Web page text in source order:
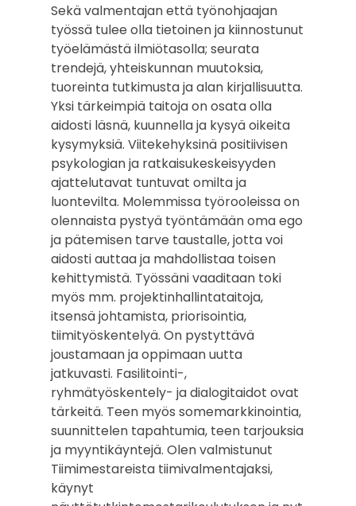
Sekä valmentajan että työnohjaajan
työssä tulee olla tietoinen ja kiinnostunut
työelämästä ilmiötasolla; seurata
trendejä, yhteiskunnan muutoksia,
tuoreinta tutkimusta ja alan kirjallisuutta.
Yksi tärkeimpiä taitoja on osata olla
aidosti läsnä, kuunnella ja kysyä oikeita
kysymyksiä. Viitekehyksinä positiivisen
psykologian ja ratkaisukeskeisyyden
ajattelutavat tuntuvat omilta ja
luontevilta. Molemmissa työrooleissa on
olennaista pystyä työntämään oma ego
ja pätemisen tarve taustalle, jotta voi
aidosti auttaa ja mahdollistaa toisen
kehittymistä. Työssäni vaaditaan toki
myös mm. projektinhallintataitoja,
itsensä johtamista, priorisointia,
tiimityöskentelyä. On pystyttävä
joustamaan ja oppimaan uutta
jatkuvasti. Fasilitointi-,
ryhmätyöskentely- ja dialogitaidot ovat
tärkeitä. Teen myös somemarkkinointia,
suunnittelen tapahtumia, teen tarjouksia
ja myyntikäyntejä. Olen valmistunut
Tiimimestareista tiimivalmentajaksi,
käynyt